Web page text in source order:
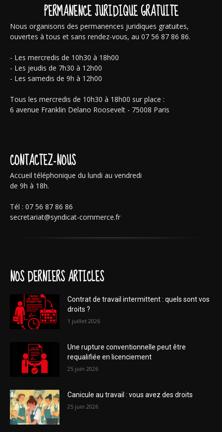
PERMANENCE JURIDIQUE GRATUITE
Nous organisons des permanences juridiques gratuites,
ouvertes à tous et sans rendez-vous, au 07 56 87 86 86.
- Les mercredis de 10h30 à 18h00
- Les jeudis de 7h30 à 12h00
- Les samedis de 9h à 12h00
Tous les mercredis de 10h30 à 18h00 sur place :
6 avenue Franklin Delano Roosevelt - 75008 Paris
CONTACTEZ-NOUS
Accueil téléphonique du lundi au vendredi
de 9h à 18h.
Tél : 07 56 87 86 86
secretariat@syndicat-commerce.fr
NOS DERNIERS ARTICLES
Contrat de travail intermittent : quels sont vos
droits ?
1 juillet 2026
Une rupture conventionnelle peut être
requalifiée en licenciement
25 juin 2026
Canicule au travail : vous avez des droits
25 juin 2026